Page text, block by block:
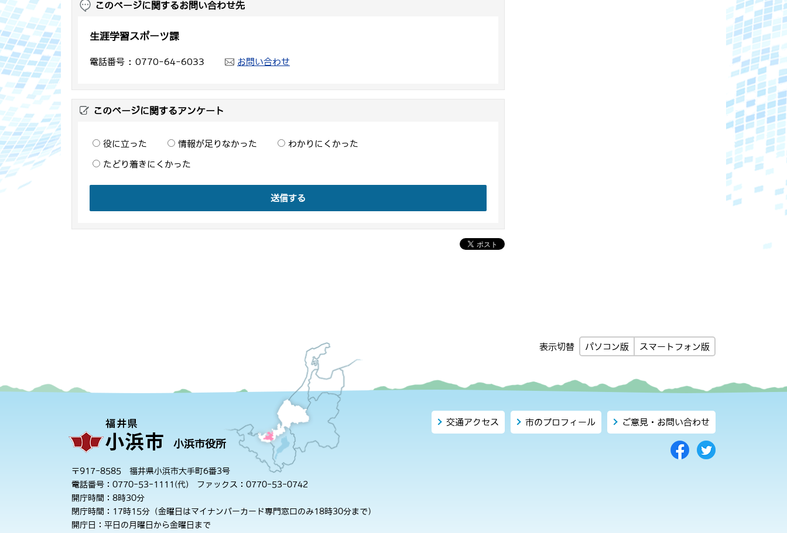
このページに関するお問い合わせ先
生涯学習スポーツ課
電話番号 0770-64-6033 お問い合わせ
このページに関するアンケート
役に立った 情報が足りなかった わかりにくかった
たどり着きにくかった
送信する
表示切替 パソコン版 スマートフォン版
小浜市役所
〒917-8585 福井県小浜市大手町6番3号
電話番号：0770-53-1111(代) ファックス：0770-53-0742
開庁時間：8時30分
閉庁時間：17時15分（金曜日はマイナンバーカード専門窓口のみ18時30分まで）
開庁日：平日の月曜日から金曜日まで
交通アクセス 市のプロフィール ご意見・お問い合わせ